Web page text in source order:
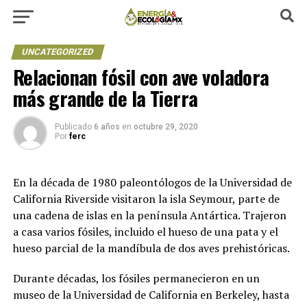
UNCATEGORIZED
Relacionan fósil con ave voladora
más grande de la Tierra
Publicado 6 años en octubre 29, 2020
Por ferc
En la década de 1980 paleontólogos de la Universidad de
California Riverside visitaron la isla Seymour, parte de
una cadena de islas en la península Antártica. Trajeron
a casa varios fósiles, incluido el hueso de una pata y el
hueso parcial de la mandíbula de dos aves prehistóricas.
Durante décadas, los fósiles permanecieron en un
museo de la Universidad de California en Berkeley, hasta